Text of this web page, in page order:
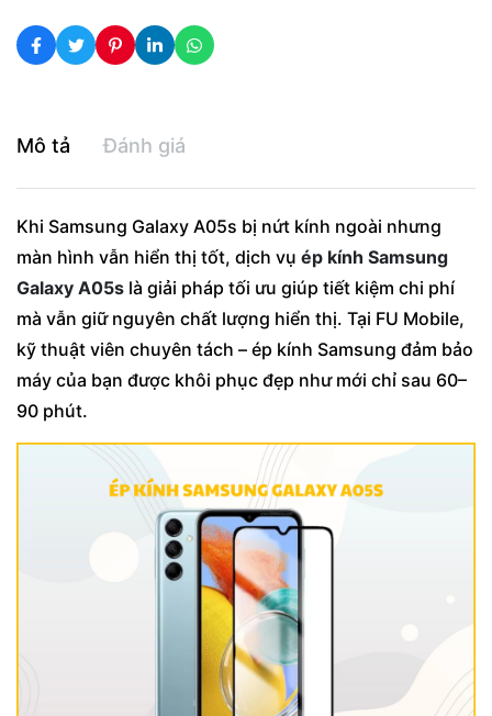
Mô tả Đánh giá
Khi Samsung Galaxy A05s bị nứt kính ngoài nhưng
màn hình vẫn hiển thị tốt, dịch vụ ép kính Samsung
Galaxy A05s là giải pháp tối ưu giúp tiết kiệm chi phí
mà vẫn giữ nguyên chất lượng hiển thị. Tại FU Mobile,
kỹ thuật viên chuyên tách – ép kính Samsung đảm bảo
máy của bạn được khôi phục đẹp như mới chỉ sau 60–
90 phút.